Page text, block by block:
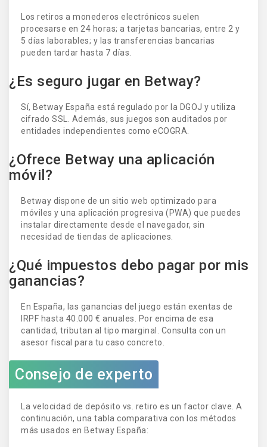
Los retiros a monederos electrónicos suelen
procesarse en 24 horas; a tarjetas bancarias, entre 2 y
5 días laborables; y las transferencias bancarias
pueden tardar hasta 7 días.
¿Es seguro jugar en Betway?
Sí, Betway España está regulado por la DGOJ y utiliza
cifrado SSL. Además, sus juegos son auditados por
entidades independientes como eCOGRA.
¿Ofrece Betway una aplicación
móvil?
Betway dispone de un sitio web optimizado para
móviles y una aplicación progresiva (PWA) que puedes
instalar directamente desde el navegador, sin
necesidad de tiendas de aplicaciones.
¿Qué impuestos debo pagar por mis
ganancias?
En España, las ganancias del juego están exentas de
IRPF hasta 40.000 € anuales. Por encima de esa
cantidad, tributan al tipo marginal. Consulta con un
asesor fiscal para tu caso concreto.
Consejo de experto
La velocidad de depósito vs. retiro es un factor clave. A
continuación, una tabla comparativa con los métodos
más usados en Betway España: